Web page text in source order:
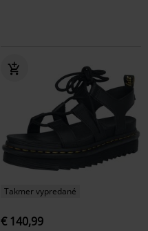
Takmer vypredané
€ 140,99